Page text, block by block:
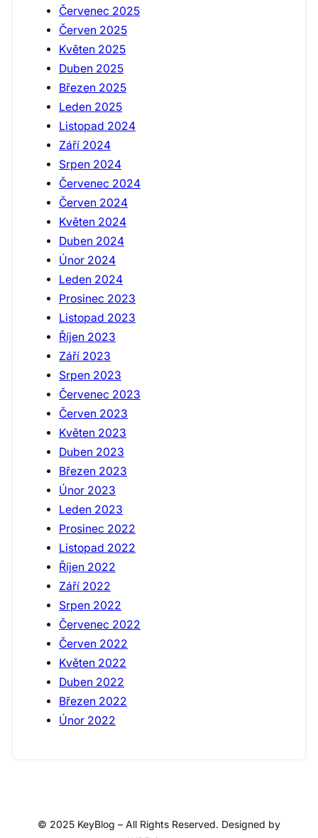
Červenec 2025
Červen 2025
Květen 2025
Duben 2025
Březen 2025
Leden 2025
Listopad 2024
Září 2024
Srpen 2024
Červenec 2024
Červen 2024
Květen 2024
Duben 2024
Únor 2024
Leden 2024
Prosinec 2023
Listopad 2023
Říjen 2023
Září 2023
Srpen 2023
Červenec 2023
Červen 2023
Květen 2023
Duben 2023
Březen 2023
Únor 2023
Leden 2023
Prosinec 2022
Listopad 2022
Říjen 2022
Září 2022
Srpen 2022
Červenec 2022
Červen 2022
Květen 2022
Duben 2022
Březen 2022
Únor 2022
© 2025 KeyBlog – All Rights Reserved. Designed by